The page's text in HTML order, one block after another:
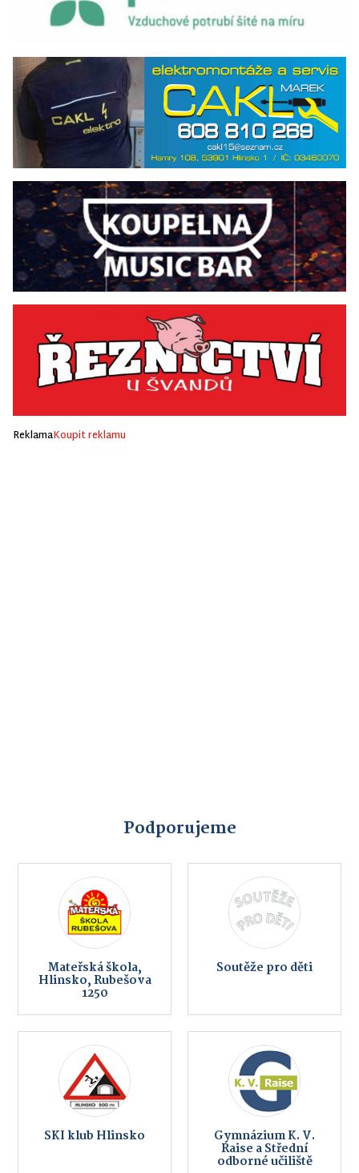
ReklamaKoupit reklamu
Podporujeme
Mateřská škola,
Hlinsko, Rubešova
1250
Soutěže pro děti
SKI klub Hlinsko Gymnázium K. V.
Raise a Střední
odborné učiliště